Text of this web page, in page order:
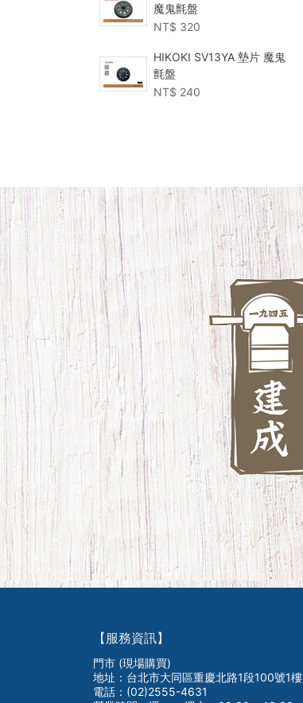
魔鬼氈盤
NT$ 320
HIKOKI SV13YA 墊片 魔鬼
氈盤
NT$ 240
【服務資訊】
門市 (現場購買)
地址：台北市大同區重慶北路1段100號1樓
電話：(02)2555-4631